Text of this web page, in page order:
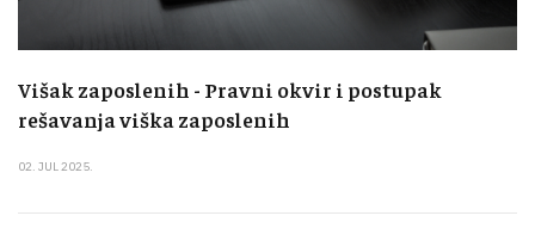
Višak zaposlenih - Pravni okvir i postupak
rešavanja viška zaposlenih
02. JUL 2025.